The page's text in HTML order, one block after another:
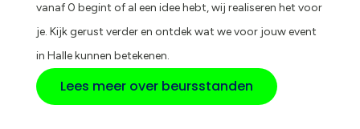
vanaf 0 begint of al een idee hebt, wij realiseren het voor
je. Kijk gerust verder en ontdek wat we voor jouw event
in Halle kunnen betekenen.
Lees meer over beursstanden